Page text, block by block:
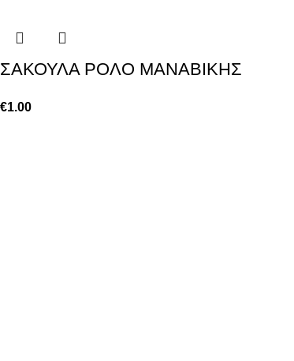
ΣΑΚΟΥΛΑ ΡΟΛΟ ΜΑΝΑΒΙΚΗΣ
€1.00